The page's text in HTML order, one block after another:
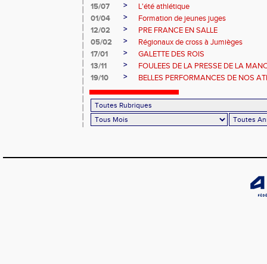
15/07
>
L'été athlétique
01/04
>
Formation de jeunes juges
12/02
>
PRE FRANCE EN SALLE
05/02
>
Régionaux de cross à Jumièges
17/01
>
GALETTE DES ROIS
13/11
>
FOULEES DE LA PRESSE DE LA
19/10
> BELLES PERFORMANCES DE NOS